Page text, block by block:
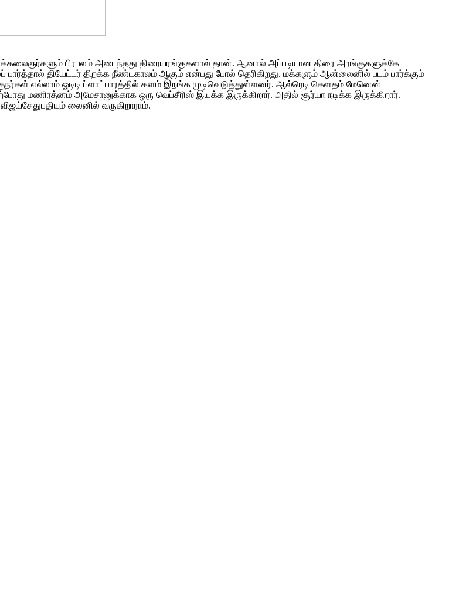
பிரபலம் அடைந்தது திரையரங்குகளால் தான். ஆனால் அப்படியான திரை அரங்குகளுக்கே
தியேட்டர் திறக்க நீண்டகாலம் ஆகும் என்பது போல் தெரிகிறது. மக்களும் ஆன்லைனில் படம் பார்க்கும்
எல்லாம் ஓடிடி ப்ளாட்பாரத்தில் களம் இறங்க முடிவெடுத்துள்ளனர். ஆல்ரெடி கெளதம் மேனென்
மணிரத்னம் அமேசானுக்காக ஒரு வெப்சீரிஸ் இயக்க இருக்கிறார். அதில் சூர்யா நடிக்க இருக்கிறார்.
லைனில் வருகிறாராம்.